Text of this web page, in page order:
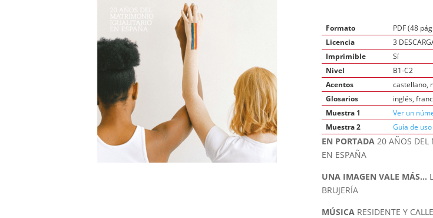
Formato
PDF (48
Licencia
3
Imprimible
Sí
Nivel
B1-C2
Acentos
castellano,
Glosarios
inglés,
Muestra 1
Ver un
Muestra 2
Guía de
EN PORTADA20 AÑOS DEL
EN ESPAÑA
UNA IMAGEN VALE MÁS…
BRUJERÍA
MÚSICA RESIDENTE Y